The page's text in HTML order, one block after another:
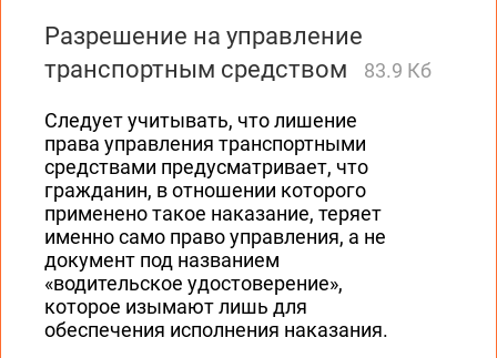
Разрешение на управление
транспортным средством
83.9 Кб
Следует учитывать, что лишение
права управления транспортными
средствами предусматривает, что
гражданин, в отношении которого
применено такое наказание, теряет
именно само право управления, а не
документ под названием
«водительское удостоверение»,
которое изымают лишь для
обеспечения исполнения наказания.